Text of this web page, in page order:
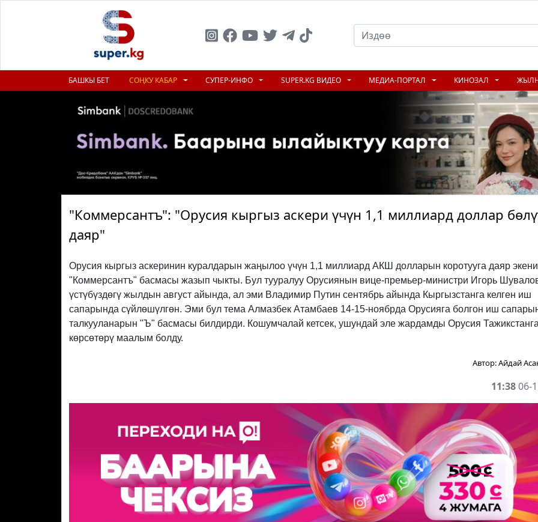
БАШКЫ БЕТ СОҢКУ КАБАР СУПЕР-ИНФО SUPER.KG ВИДЕО МЕДИА-ПОРТАЛ КИНОЗАЛ
"Коммерсантъ": "Орусия кыргыз аскери үчүн 1,1 миллиард доллар
даяр"
Орусия кыргыз аскеринин куралдарын жаңылоо үчүн 1,1 миллиард АКШ долларын коротууга даяр
"Коммерсантъ" басмасы жазып чыкты. Бул тууралуу Орусиянын вице-премьер-министри Игорь
үстүбүздөгү жылдын август айында, ал эми Владимир Путин сентябрь айында Кыргызстанга келген иш
сапарында сүйлөшүлгөн. Эми бул тема Алмазбек Атамбаев 14-15-ноябрда Орусияга болгон иш
талкууланарын "Ъ" басмасы билдирди. Кошумчалай кетсек, ушундай эле жардамды Орусия
көрсөтөрү маалым болду.
Автор:Айдай
11:3806-